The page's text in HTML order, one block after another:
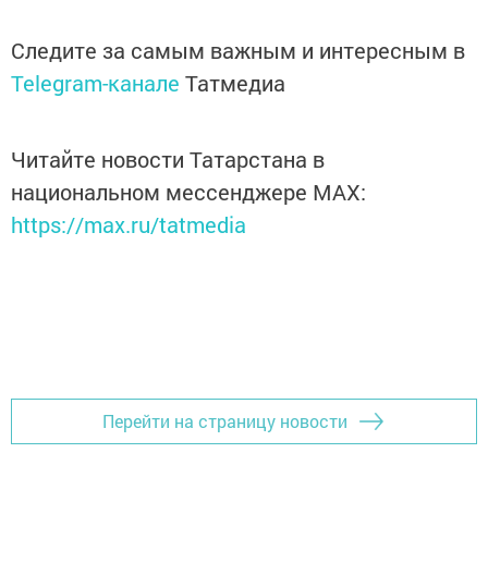
Следите за самым важным и интересным в
Telegram-канале Татмедиа
Читайте новости Татарстана в
национальном мессенджере MАХ:
https://max.ru/tatmedia
Перейти на страницу новости